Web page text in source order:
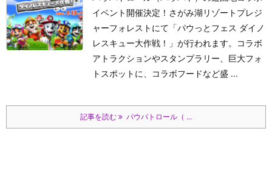
イベント開催決定！さがみ湖リゾートプレジ
ャーフォレストにて「パウっとフェス ダイノ
レスキュー大作戦！」が行われます。コラボ
アトラクションやスタンプラリー、巨大フォ
トスポットに、コラボフードなど盛 ...
記事を読む パウパトロール（ ...